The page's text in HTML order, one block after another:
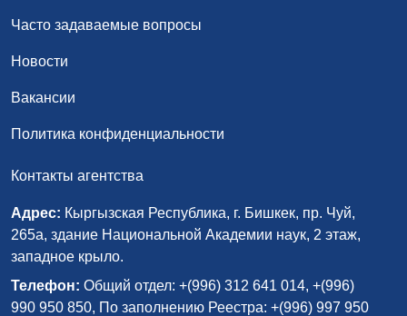
Часто задаваемые вопросы
Новости
Вакансии
Политика конфиденциальности
Контакты агентства
Адрес: Кыргызская Республика, г. Бишкек, пр. Чуй,
265а, здание Национальной Академии наук, 2 этаж,
западное крыло.
Телефон: Общий отдел: +(996) 312 641 014, +(996)
990 950 850, По заполнению Реестра: +(996) 997 950